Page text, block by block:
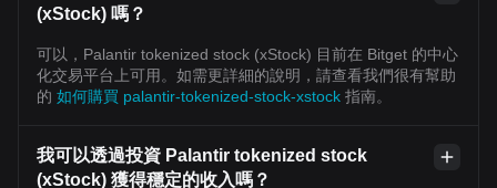
(xStock) 嗎？
可以，Palantir tokenized stock (xStock) 目前在 Bitget 的中心
化交易平台上可用。如需更詳細的說明，請查看我們很有幫助
的 如何購買 palantir-tokenized-stock-xstock 指南。
我可以透過投資 Palantir tokenized stock
(xStock) 獲得穩定的收入嗎？